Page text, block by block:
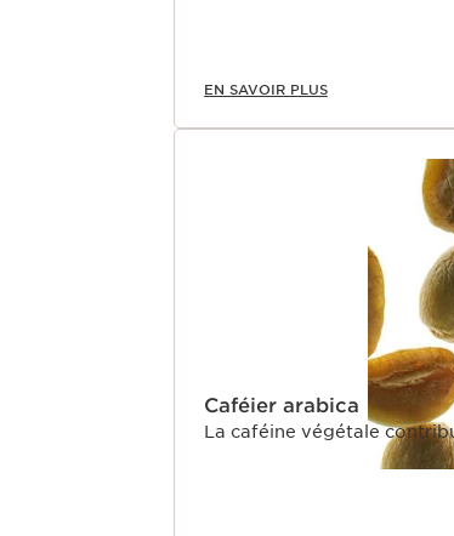
EN SAVOIR PLUS
Caféier arabica
La caféine végétale